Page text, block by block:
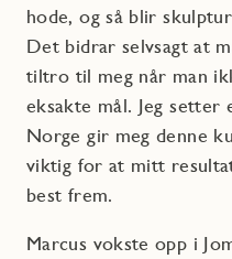
hode, og så blir
Det bidrar selvsagt at
tiltro til meg når man
eksakte mål. Jeg setter
Norge gir meg denne
viktig for at mitt
best frem.
Marcus vokste opp i